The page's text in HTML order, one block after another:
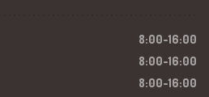
8:00-16:00
8:00-16:00
8:00-16:00